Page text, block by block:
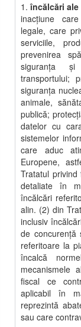
1.încălcări
inacţiune
legale, care
serviciile,
prevenirea
siguranţa şi
transportului;
siguranţa
animale,
publică;
datelor cu
sistemelor
care aduc
Europene,
Tratatul
detaliate în
încălcări
alin. (2) din
inclusiv
de
referitoare la
încalcă
mecanismele
fiscal ce
aplicabil în
reprezintă
sau care